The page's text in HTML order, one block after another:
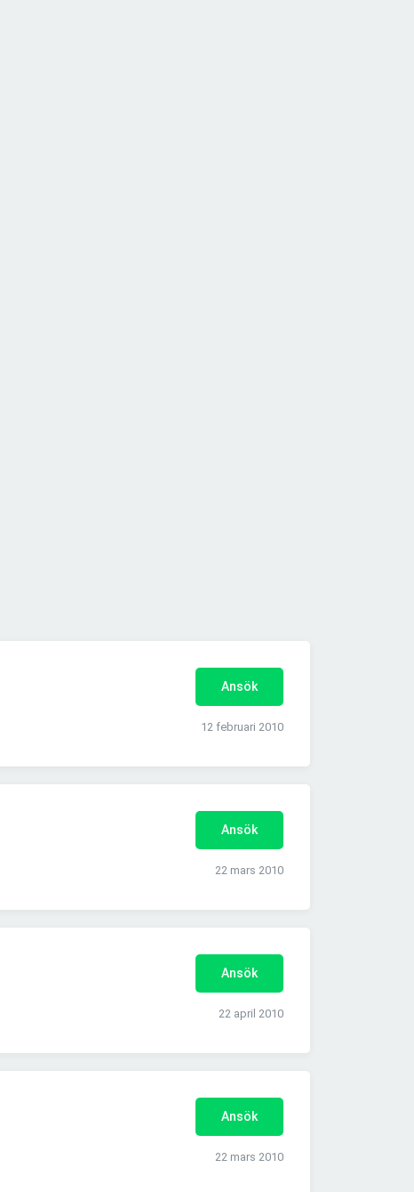
Ansök
12 februari 2010
Ansök
22 mars 2010
Ansök
22 april 2010
Ansök
22 mars 2010